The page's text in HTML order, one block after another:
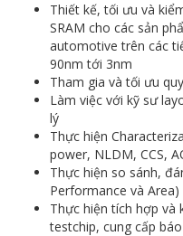
Thiết kế, tối ưu và
SRAM cho các sản
automotive trên các
90nm tới 3nm
Tham gia và tối ưu
Làm việc với kỹ sư
lý
Thực hiện
power, NLDM, CCS,
Thực hiện so sánh,
Performance và Area)
Thực hiện tích hợp và
testchip, cung cấp